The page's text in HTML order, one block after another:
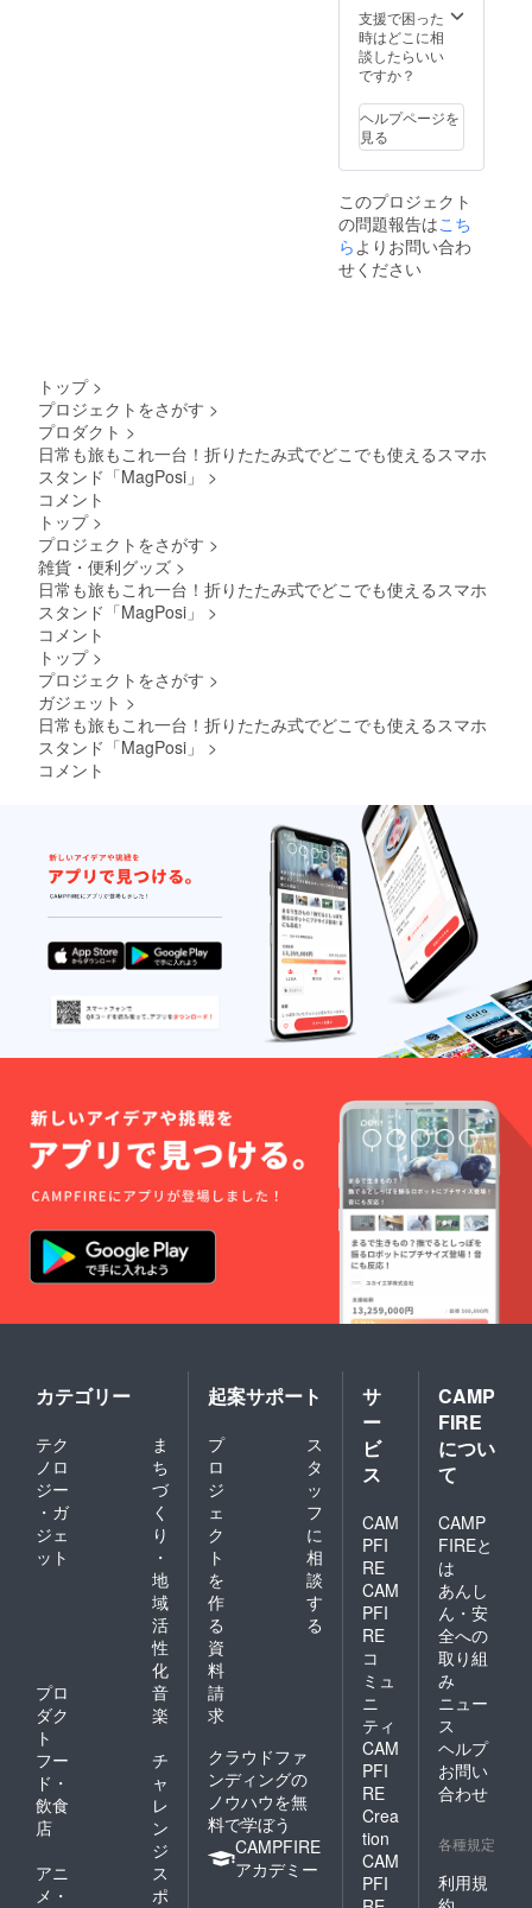
状況、
使用部
材の供
給状
造工程
上の都
合等に
より出
が遅れ
る場合
があり
ます。
支援で困った
時はどこに相
談したらいい
ですか？
ヘルプページを
見る
このプロジェクト
の問題報告はこち
ら よりお問い合わ
せください
トップ >
プロジェクトをさがす >
プロダクト >
日常も旅もこれ一台！折りたたみ式でどこでも使えるスマホ
スタンド「MagPosi」
>
コメント
トップ >
プロジェクトをさがす >
雑貨・便利グッズ >
日常も旅もこれ一台！折りたたみ式でどこでも使えるスマホ
スタンド「MagPosi」
>
コメント
トップ >
プロジェクトをさがす >
ガジェット >
日常も旅もこれ一台！折りたたみ式でどこでも使えるスマホ
スタンド「MagPosi」
>
コメント
カテゴリー
テク
ノロ
ジー
・ガ
ジェ
ット
ま
ち
づ
く
り
・
地
域
活
性
化
プロ
ダク
ト
音
楽
フー
ド・
飲食
店
チ
ャ
レ
ン
ジ
アニ
メ・
ス
ポ
起案サポート
プ
ロ
ジ
ェ
ク
ト
を
作
る
ス
タ
ッ
フ
に
相
談
す
る
資
料
請
求
クラウドファ
ンディングの
ノウハウを無
料で学ぼう
CAMPFIRE
アカデミー
サ
ー
ビ
ス
CAM
PFI
RE
CAM
PFI
RE
コ
ミュ
ニ
ティ
CAM
PFI
RE
Crea
tion
CAM
PFI
CAMP
FIRE
につい
て
CAMP
FIREと
は
あんし
ん・安
全への
取り組
み
ニュー
ス
ヘルプ
お問い
合わせ
各種規定
利用規